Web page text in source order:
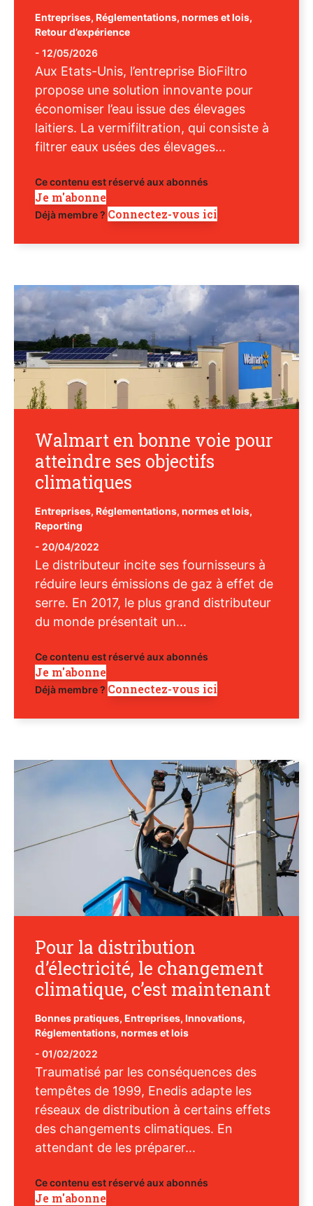
Entreprises, Réglementations, normes et lois,
Retour d’expérience
- 12/05/2026
Aux Etats-Unis, l’entreprise BioFiltro
propose une solution innovante pour
économiser l’eau issue des élevages
laitiers. La vermifiltration, qui consiste à
filtrer eaux usées des élevages...
Ce contenu est réservé aux abonnés
Je m'abonne
Déjà membre ? Connectez-vous ici
Walmart en bonne voie pour
atteindre ses objectifs
climatiques
Entreprises, Réglementations, normes et lois,
Reporting
- 20/04/2022
Le distributeur incite ses fournisseurs à
réduire leurs émissions de gaz à effet de
serre. En 2017, le plus grand distributeur
du monde présentait un...
Ce contenu est réservé aux abonnés
Je m'abonne
Déjà membre ? Connectez-vous ici
Pour la distribution
d’électricité, le changement
climatique, c’est maintenant
Bonnes pratiques, Entreprises, Innovations,
Réglementations, normes et lois
- 01/02/2022
Traumatisé par les conséquences des
tempêtes de 1999, Enedis adapte les
réseaux de distribution à certains effets
des changements climatiques. En
attendant de les préparer...
Ce contenu est réservé aux abonnés
Je m'abonne